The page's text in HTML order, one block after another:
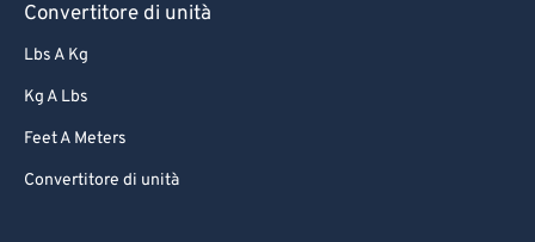
Convertitore di unità
Lbs A Kg
Kg A Lbs
Feet A Meters
Convertitore di unità